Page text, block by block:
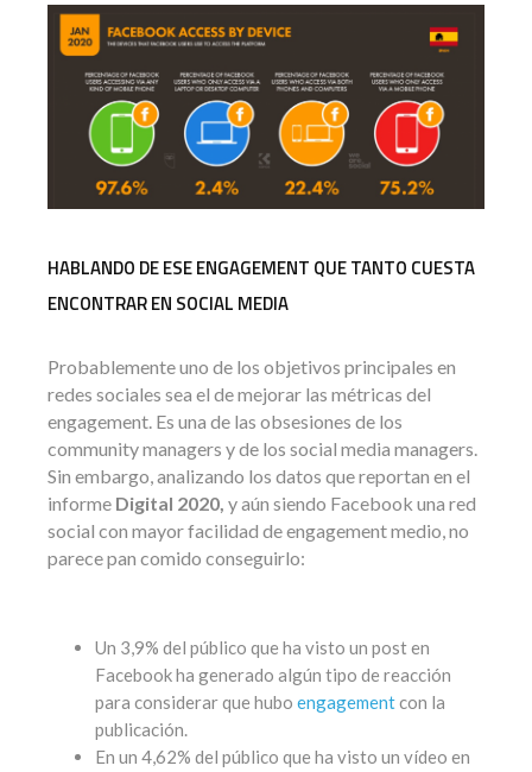
HABLANDO DE ESE ENGAGEMENT QUE TANTO CUESTA
ENCONTRAR EN SOCIAL MEDIA
Probablemente uno de los objetivos principales en
redes sociales sea el de mejorar las métricas del
engagement. Es una de las obsesiones de los
community managers y de los social media managers.
Sin embargo, analizando los datos que reportan en el
informe Digital 2020, y aún siendo Facebook una red
social con mayor facilidad de engagement medio, no
parece pan comido conseguirlo:
Un 3,9% del público que ha visto un post en
Facebook ha generado algún tipo de reacción
para considerar que hubo engagementcon la
publicación.
En un 4,62% del público que ha visto un vídeo en